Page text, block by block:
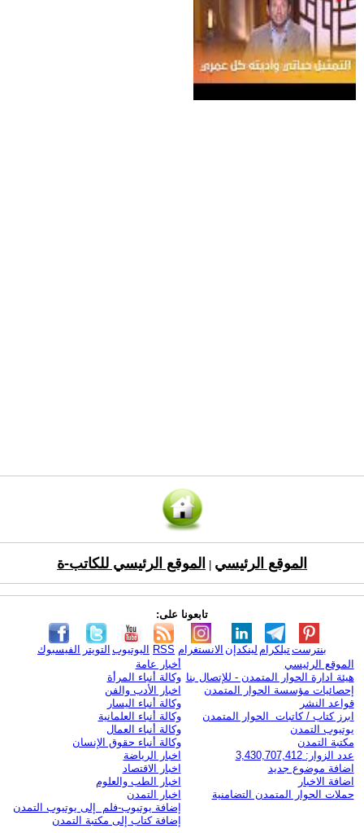
الموقع الرئيسي الموقع الرئيسي للكاتب-ة
تابعونا على:
الفيسبوك التويتر اليوتيوب RSS الانستغرام لينكدإن تيلكرامبنترست
الموقع الرئيسي
هيئة ادارة الحوار المتمدن - للإتصال بنا
إحصائيات مؤسسة الحوار المتمدن
قواعد النشر
ابرز كتاب / كاتبات الحوار المتمدن
يوتيوب التمدن
مكتبة التمدن
عدد الزوار: 3,430,707,412
اضافة موضوع جديد
اضافة الاخبار
حملات الحوار المتمدن التضامنية
أخبار عامة
وكالة أنباء المرأة
اخبار الأدب والفن
وكالة أنباء اليسار
وكالة أنباء العلمانية
وكالة أنباء العمال
وكالة أنباء حقوق الإنسان
اخبار الرياضة
اخبار الاقتصاد
اخبار الطب والعلوم
اخبار التمدن
إضافة يوتيوب-فلم إلى يوتيوب التمدن
إضافة كتاب إلى مكتبة التمدن